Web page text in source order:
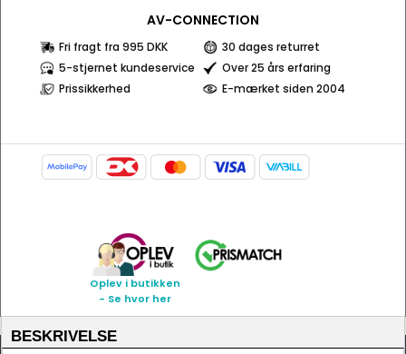
AV-CONNECTION
Fri fragt fra 995 DKK
30 dages returret
5-stjernet kundeservice
Over 25 års erfaring
Prissikkerhed
E-mærket siden 2004
Oplev i butikken
- Se hvor her
BESKRIVELSE